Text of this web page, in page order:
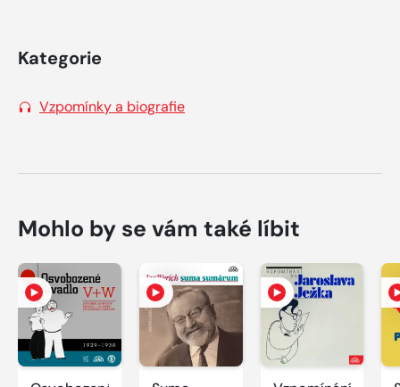
Kategorie
Vzpomínky a biografie
Mohlo by se vám také líbit